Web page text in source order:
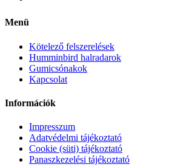
Menü
Kötelező felszerelések
Humminbird halradarok
Gumicsónakok
Kapcsolat
Információk
Impresszum
Adatvédelmi tájékoztató
Cookie (süti) tájékoztató
Panaszkezelési tájékoztató